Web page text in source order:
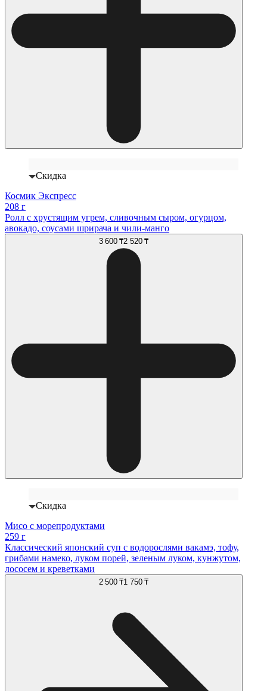
Скидка
Космик Экспресс
208 г
Ролл с хрустящим угрем, сливочным сыром, огурцом,
авокадо, соусами шрирача и чили-манго
3 600 ₸2 520 ₸
Скидка
Мисо с морепродуктами
259 г
Классический японский суп с водорослями вакамэ, тофу,
грибами намеко, луком порей, зеленым луком, кунжутом,
лососем и креветками
2 500 ₸1 750 ₸